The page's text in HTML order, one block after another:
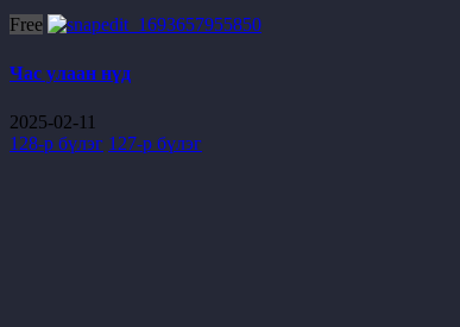
Free
Час улаан нүд
2025-02-11
128-р бүлэг 127-р бүлэг